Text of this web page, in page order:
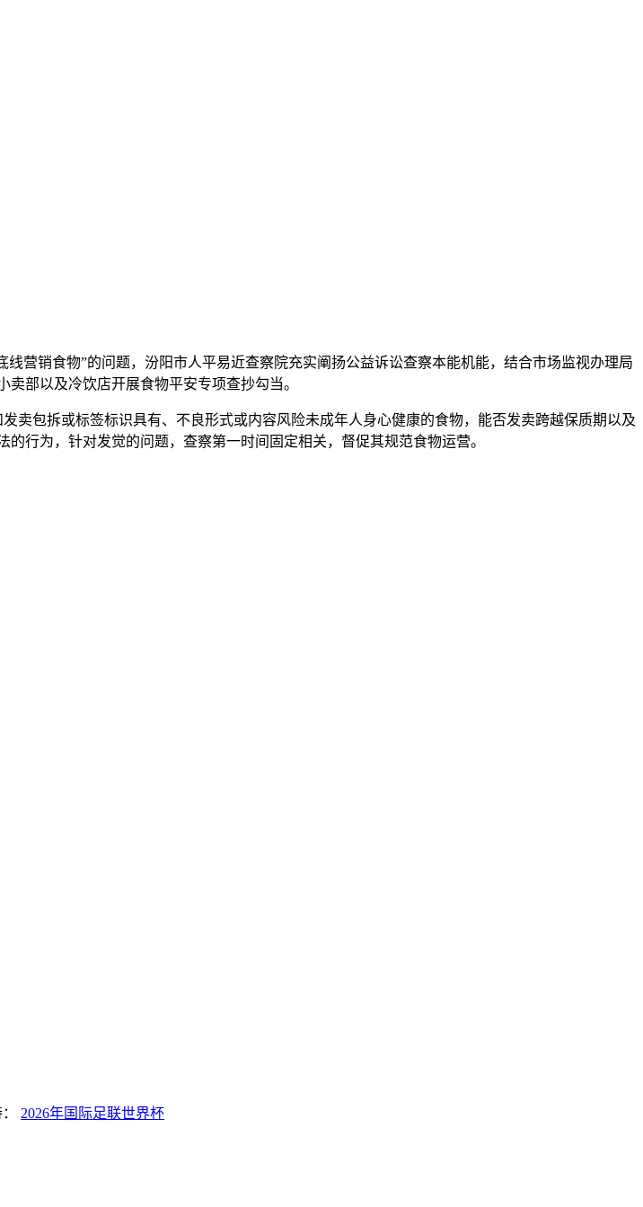
销食物”的问题，汾阳市人平易近查察院充实阐扬公益诉讼查察本能机能，结合市场监视办理局
卖部以及冷饮店开展食物平安专项查抄勾当。
包拆或标签标识具有、不良形式或内容风险未成年人身心健康的食物，能否发卖跨越保质期以及
行为，针对发觉的问题，查察第一时间固定相关，督促其规范食物运营。
2026年国际足联世界杯